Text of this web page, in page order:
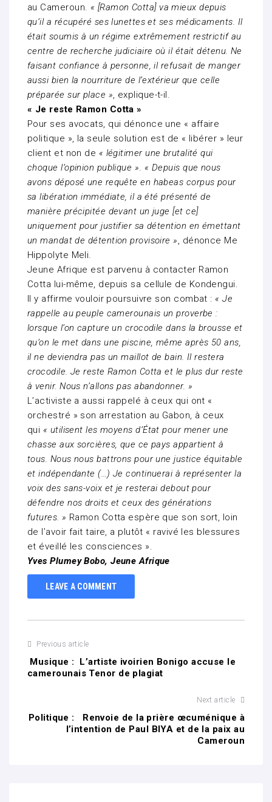
au Cameroun. « [Ramon Cotta] va mieux depuis
qu’il a récupéré ses lunettes et ses médicaments. Il
était soumis à un régime extrêmement restrictif au
centre de recherche judiciaire où il était détenu. Ne
faisant confiance à personne, il refusait de manger
aussi bien la nourriture de l’extérieur que celle
préparée sur place », explique-t-il.
« Je reste Ramon Cotta »
Pour ses avocats, qui dénonce une « affaire
politique », la seule solution est de « libérer » leur
client et non de « légitimer une brutalité qui
choque l’opinion publique ». « Depuis que nous
avons déposé une requête en habeas corpus pour
sa libération immédiate, il a été présenté de
manière précipitée devant un juge [et ce]
uniquement pour justifier sa détention en émettant
un mandat de détention provisoire », dénonce Me
Hippolyte Meli.
Jeune Afrique est parvenu à contacter Ramon
Cotta lui-même, depuis sa cellule de Kondengui.
Il y affirme vouloir poursuivre son combat : « Je
rappelle au peuple camerounais un proverbe :
lorsque l’on capture un crocodile dans la brousse et
qu’on le met dans une piscine, même après 50 ans,
il ne deviendra pas un maillot de bain. Il restera
crocodile. Je reste Ramon Cotta et le plus dur reste
à venir. Nous n’allons pas abandonner. »
L’activiste a aussi rappelé à ceux qui ont «
orchestré » son arrestation au Gabon, à ceux
qui « utilisent les moyens d’État pour mener une
chasse aux sorcières, que ce pays appartient à
tous. Nous nous battrons pour une justice équitable
et indépendante (…) Je continuerai à représenter la
voix des sans-voix et je resterai debout pour
défendre nos droits et ceux des générations
futures. » Ramon Cotta espère que son sort, loin
de l’avoir fait taire, a plutôt « ravivé les blessures
et éveillé les consciences ».
Yves Plumey Bobo, Jeune Afrique
LEAVE A COMMENT
Previous article
Musique : L’artiste ivoirien Bonigo accuse le
camerounais Tenor de plagiat
Next article
Politique : Renvoie de la prière œcuménique à
l’intention de Paul BIYA et de la paix au
Cameroun